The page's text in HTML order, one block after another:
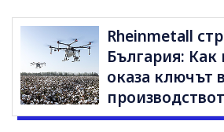
Rheinmetall
България: Как
оказа ключът в